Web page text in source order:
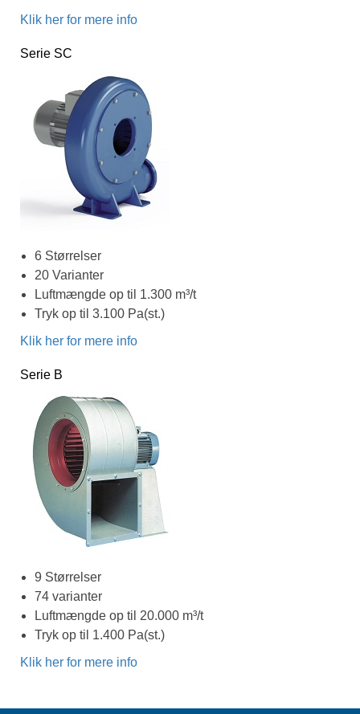
Klik her for mere info
Serie SC
6 Størrelser
20 Varianter
Luftmængde op til 1.300 m³/t
Tryk op til 3.100 Pa(st.)
Klik her for mere info
Serie B
9 Størrelser
74 varianter
Luftmængde op til 20.000 m³/t
Tryk op til 1.400 Pa(st.)
Klik her for mere info